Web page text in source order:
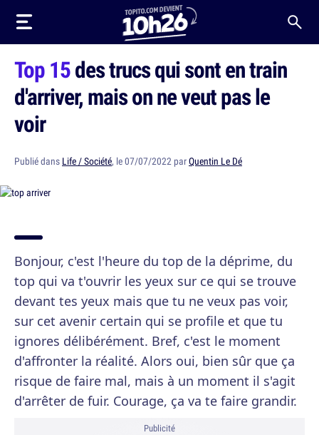
Top 15des trucs qui sont en train
d'arriver, mais on ne veut pas le
voir
Publié dans Life / Société, le 07/07/2022 parQuentin Le Dé
Bonjour, c'est l'heure du top de la déprime, du
top qui va t'ouvrir les yeux sur ce qui se trouve
devant tes yeux mais que tu ne veux pas voir,
sur cet avenir certain qui se profile et que tu
ignores délibérément. Bref, c'est le moment
d'affronter la réalité. Alors oui, bien sûr que ça
risque de faire mal, mais à un moment il s'agit
d'arrêter de fuir. Courage, ça va te faire grandir.
Publicité